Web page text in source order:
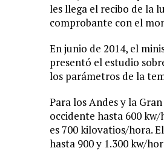
les llega el recibo de la
comprobante con el
En junio de 2014, el
presentó el estudio
los parámetros de la
Para los Andes y la
occidente hasta 600
es 700 kilovatios/hora.
hasta 900 y 1.300 kw/